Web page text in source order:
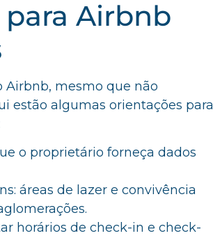
Airbnb
Airbnb, mesmo que não
estão algumas orientações para
o proprietário forneça dados
áreas de lazer e convivência
horários de check-in e check-